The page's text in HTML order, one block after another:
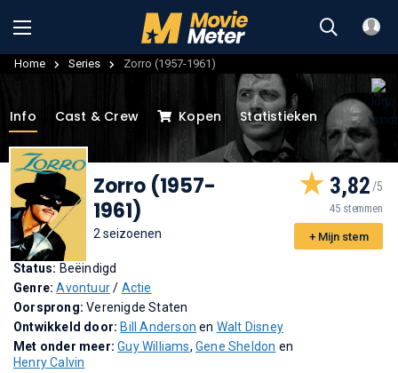
Home Series Zorro (1957-1961)
Info Cast & Crew Kopen Statistieken
Zorro (1957-
1961)
2 seizoenen
3,82
45 stemmen
+ Mijn stem
Status: Beëindigd
Genre:Avontuur/ Actie
Oorsprong:Verenigde Staten
Ontwikkeld door: Bill Anderson en Walt Disney
Met onder meer:Guy Williams,Gene Sheldon en
Henry Calvin